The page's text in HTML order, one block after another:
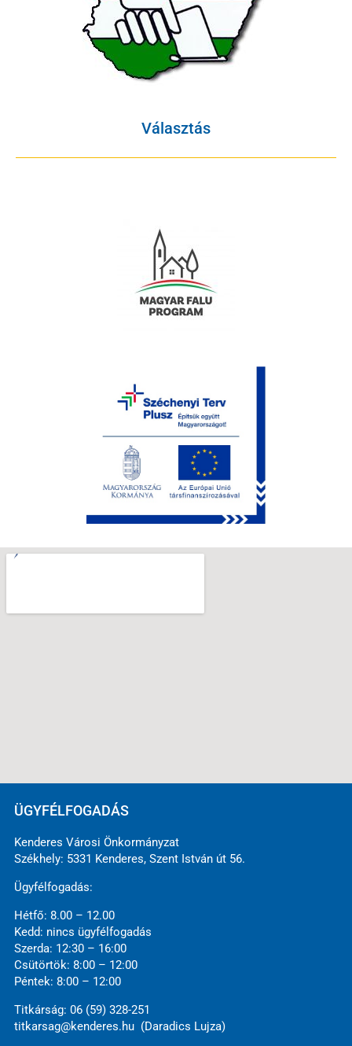
Választás
ÜGYFÉLFOGADÁS
Kenderes Városi Önkormányzat
Székhely: 5331 Kenderes, Szent István út 56.
Ügyfélfogadás:
Hétfő: 8.00 – 12.00
Kedd: nincs ügyfélfogadás
Szerda: 12:30 – 16:00
Csütörtök: 8:00 – 12:00
Péntek: 8:00 – 12:00
Titkárság: 06 (59) 328-251
titkarsag@kenderes.hu (Daradics Lujza)